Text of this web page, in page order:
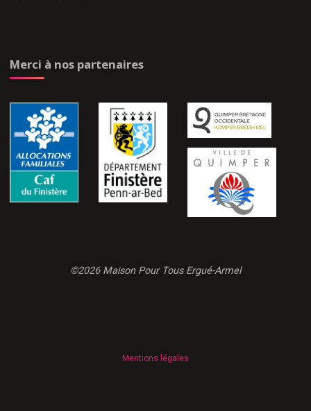
Merci à nos partenaires
©2026 Maison Pour Tous Ergué-Armel
Mentions légales